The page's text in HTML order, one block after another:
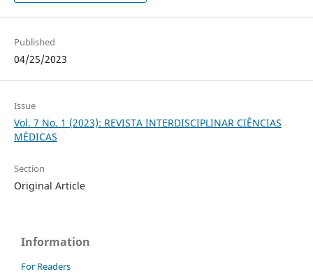
Published
04/25/2023
Issue
Vol. 7 No. 1 (2023): REVISTA INTERDISCIPLINAR CIÊNCIAS
MÉDICAS
Section
Original Article
Information
For Readers